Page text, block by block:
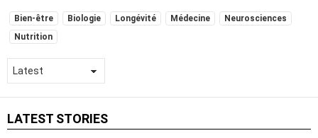
SUBTERMS
Bien-être Biologie Longévité Médecine
Neurosciences
Nutrition
LATEST STORIES